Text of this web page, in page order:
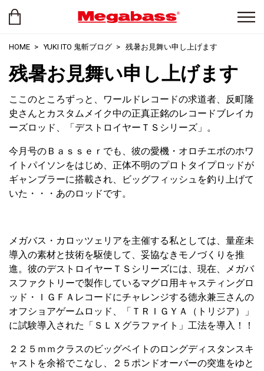
HOME YUKI ITO 鬼斬ブログ 残暑お見舞い申し上げます
残暑お見舞い申し上げます
ここのところずっと、ワールドレコードの求道者、反町隆
史さんとカスタムメイク中の正真正銘のレコードブレイカ
ーズロッド、「デストロイヤーＴＳシリーズ」。
今月号のＢａｓｓｅｒでも、彼の愛機・オロチエボのホワ
イトパイソンをはじめ、正体不明のプロトタイプロッドが
ギャンブラーに搭載され、ビッグフィッシュを釣り上げて
いた・・・あのロッドです。
メガバス・カロッツェリアを主催する私としては、量産未
導入の素材と技術を駆使して、妥協なきモノづくりを推
進。彼のデストロイヤーＴＳシリーズには、現在、メガバ
スファクトリーで製作しているマグロ用キャスティングロ
ッド・ＩＧＦＡレコードにチャレンジする徳永兼三さんの
オフショアゲームロッド、「ＴＲＩＧＹＡ（トリジア）」
に試験導入された「ＳＬＸグラファイト」工法を導入！！
２２５ｍｍクラスのビッグベイトのロングディスタンスキ
ャストを余裕でこなし、２５ポンドオーバーの突進をゆと